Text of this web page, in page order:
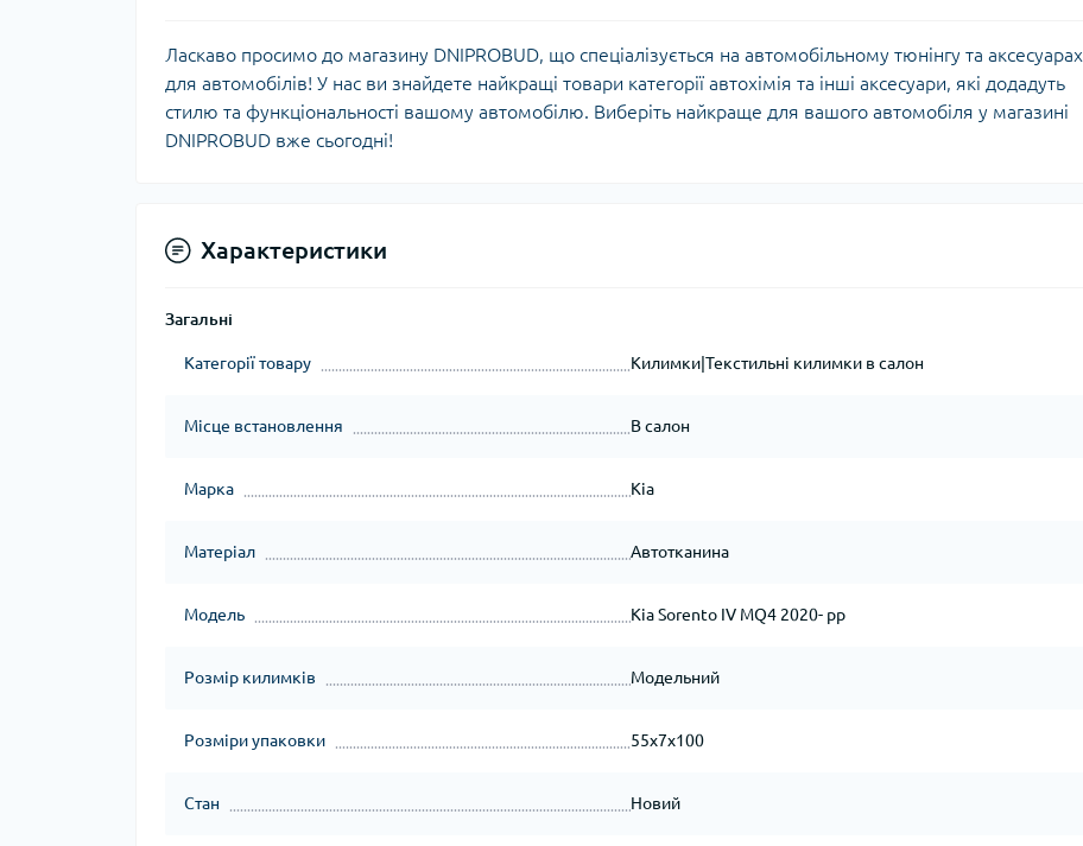
Ласкаво просимо до магазину DNIPROBUD, що спеціалізується на автомобільному тюнінгу та аксесуарах
для автомобілів! У нас ви знайдете найкращі товари категорії автохімія та інші аксесуари, які додадуть
стилю та функціональності вашому автомобілю. Виберіть найкраще для вашого автомобіля у магазині
DNIPROBUD вже сьогодні!
Характеристики
Загальні
Категорії товару Килимки|Текстильні килимки в салон
Місце встановлення В салон
Марка Kia
Матеріал Автотканина
Модель Kia Sorento IV MQ4 2020- рр
Розмір килимків Модельний
Розміри упаковки 55x7x100
Стан Новий